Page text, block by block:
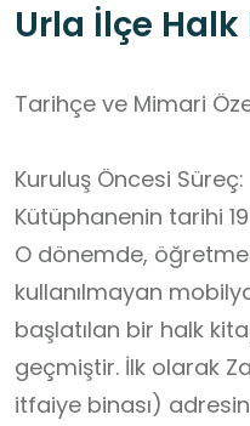
Urla İlçe
Tarihçe ve Mimari
Kuruluş Öncesi Süreç:
Kütüphanenin tarihi
O dönemde,
kullanılmayan
başlatılan bir halk
geçmiştir. İlk olarak
itfaiye binası)